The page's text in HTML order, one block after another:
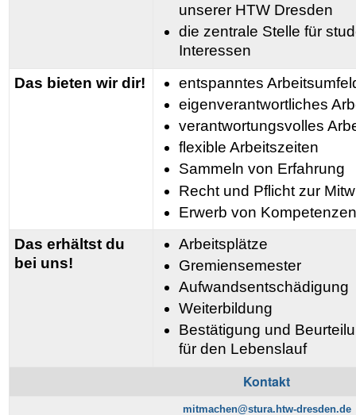
unserer HTW Dresden
die zentrale Stelle für
Interessen
Das bieten wir dir!
entspanntes
eigenverantwortliches
verantwortungsvolles
flexible Arbeitszeiten
Sammeln von Erfahrung
Recht und Pflicht zur
Erwerb von Kompetenzen
Das erhältst du
bei uns!
Arbeitsplätze
Gremiensemester
Aufwandsentschädigung
Weiterbildung
Bestätigung und
für den Lebenslauf
Kontakt
mitmachen@stura.htw-dresden.de